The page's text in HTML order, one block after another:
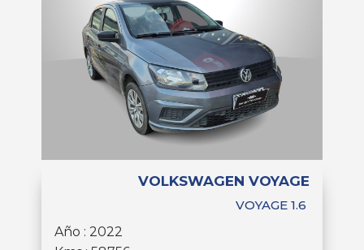
VOLKSWAGEN VOYAGE
VOYAGE 1.6
Año : 2022